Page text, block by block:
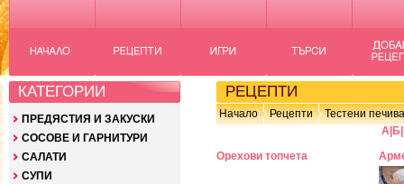
КАТЕГОРИИ
ПРЕДЯСТИЯ И ЗАКУСКИ
СОСОВЕ И ГАРНИТУРИ
САЛАТИ
СУПИ
РЕЦЕПТИ
Начало Рецепти
Тестени
А Б
Орехови топчета